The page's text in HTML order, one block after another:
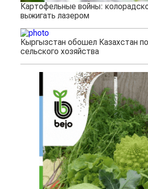
Картофельные войны:
выжигать лазером
Кыргызстан обошел Казахстан
сельского хозяйства